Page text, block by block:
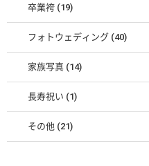
卒業袴 (19)
フォトウェディング (40)
家族写真 (14)
長寿祝い (1)
その他 (21)